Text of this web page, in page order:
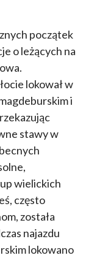
początek
o leżących na
lokował w
i
stawy w
wielickich
często
została
najazdu
lokowano